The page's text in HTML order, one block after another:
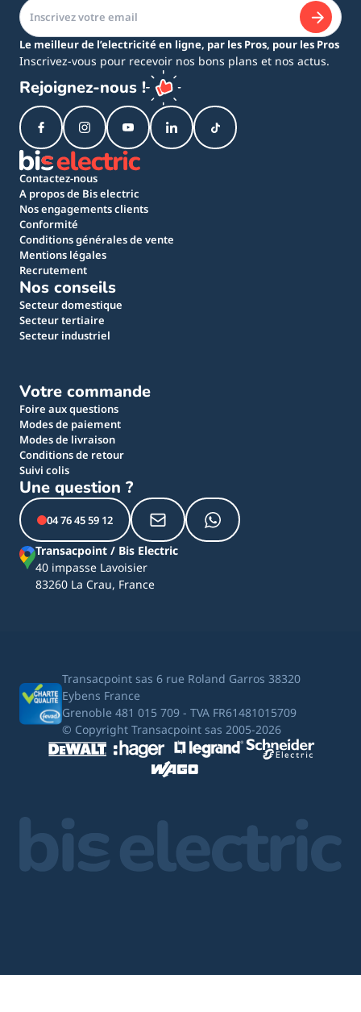
Le meilleur de l’electricité en ligne, par les Pros, pour les Pros
Inscrivez-vous pour recevoir nos bons plans et nos actus.
Rejoignez-nous !
Contactez-nous
A propos de Bis electric
Nos engagements clients
Conformité
Conditions générales de vente
Mentions légales
Recrutement
Nos conseils
Secteur domestique
Secteur tertiaire
Secteur industriel
Votre commande
Foire aux questions
Modes de paiement
Modes de livraison
Conditions de retour
Suivi colis
Une question ?
04 76 45 59 12
Transacpoint / Bis Electric
40 impasse Lavoisier
83260 La Crau, France
Transacpoint sas 6 rue Roland Garros 38320
Eybens France
Grenoble 481 015 709 - TVA FR61481015709
© Copyright Transacpoint sas 2005-2026